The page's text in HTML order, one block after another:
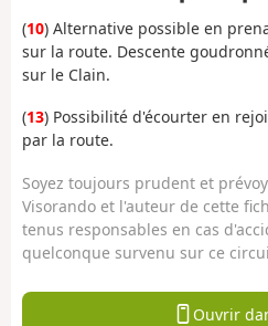
(10) Alternative possible en
sur la route. Descente
sur le Clain.
(13) Possibilité d'écourter en
par la route.
Soyez toujours prudent et
Visorando et l'auteur de cette
tenus responsables en cas
quelconque survenu sur ce
Ouvrir